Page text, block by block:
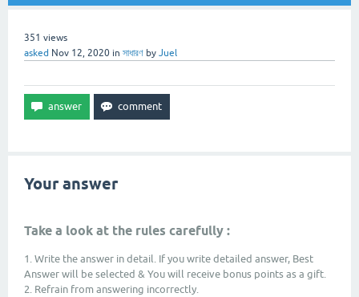
351 views
asked Nov 12, 2020 in সাধারণ by Juel
Your answer
Take a look at the rules carefully :
1. Write the answer in detail. If you write detailed answer, Best
Answer will be selected & You will receive bonus points as a gift.
2. Refrain from answering incorrectly.